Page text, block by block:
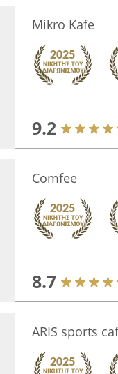
Mikro Kafe
9.2
Comfee
8.7
ARIS sports